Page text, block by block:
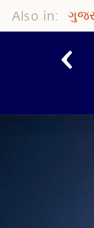
Also in: